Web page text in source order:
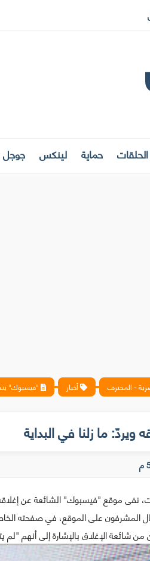
الحلقات حماية لينكس جوجل
- المحترف أخبار "فيسبوك" ينفي
ما زلنا في البداية
المشرفون على الموقع، في صفحته